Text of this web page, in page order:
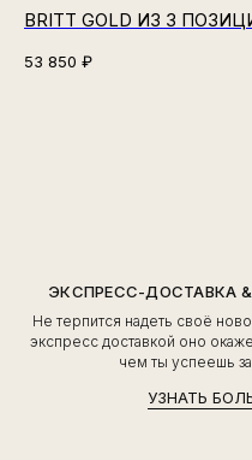
BRITT GOLD ИЗ 3
53 850 ₽
ЭКСПРЕСС-ДОСТАВКА
Не терпится надеть своё
экспресс доставкой оно
чем ты успеешь
УЗНАТЬ